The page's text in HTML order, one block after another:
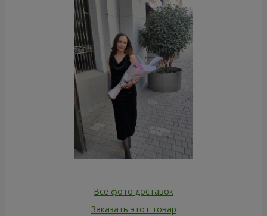
Все фото доставок
Заказать этот товар